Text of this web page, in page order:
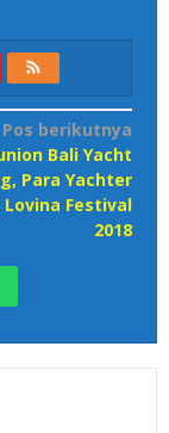
Pos berikutnya
Bali Yacht
Para Yachter
Festival
2018